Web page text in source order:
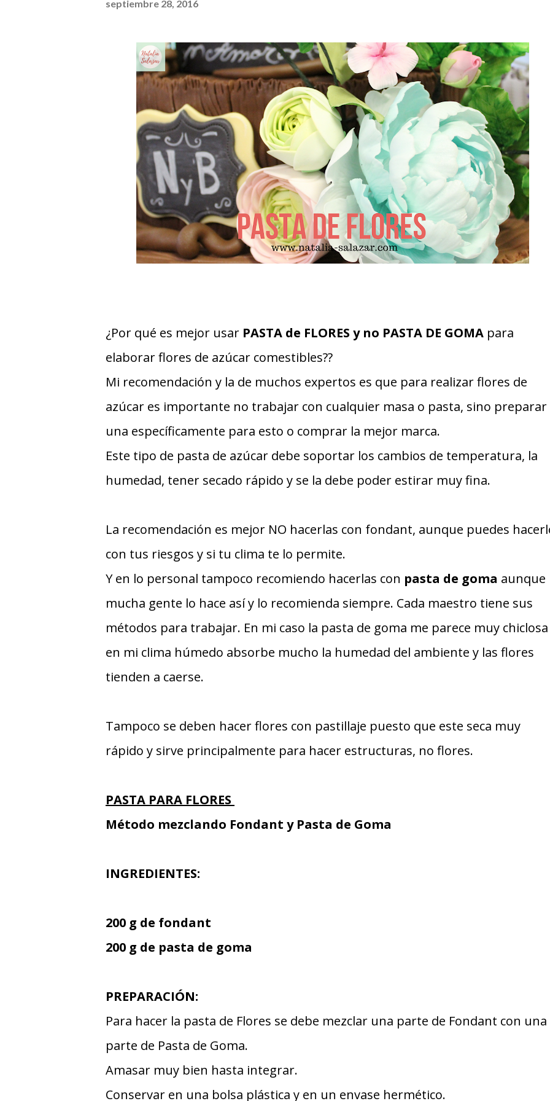
septiembre 28, 2016
¿Por qué es mejor usar PASTA de FLORES y no PASTA DE GOMA para
elaborar flores de azúcar comestibles??
Mi recomendación y la de muchos expertos es que para realizar flores de
azúcar es importante no trabajar con cualquier masa o pasta, sino preparar
una específicamente para esto o comprar la mejor marca.
Este tipo de pasta de azúcar debe soportar los cambios de temperatura, la
humedad, tener secado rápido y se la debe poder estirar muy fina.
La recomendación es mejor NO hacerlas con fondant, aunque puedes
con tus riesgos y si tu clima te lo permite.
Y en lo personal tampoco recomiendo hacerlas con pasta de goma aunque
mucha gente lo hace así y lo recomienda siempre. Cada maestro tiene sus
métodos para trabajar. En mi caso la pasta de goma me parece muy
en mi clima húmedo absorbe mucho la humedad del ambiente y las flores
tienden a caerse.
Tampoco se deben hacer flores con pastillaje puesto que este seca muy
rápido y sirve principalmente para hacer estructuras, no flores.
PASTA PARA FLORES
Método mezclando Fondant y Pasta de Goma
INGREDIENTES:
200 g de fondant
200 g de pasta de goma
PREPARACIÓN:
Para hacer la pasta de Flores se debe mezclar una parte de Fondant con una
parte de Pasta de Goma.
Amasar muy bien hasta integrar.
Conservar en una bolsa plástica y en un envase hermético.